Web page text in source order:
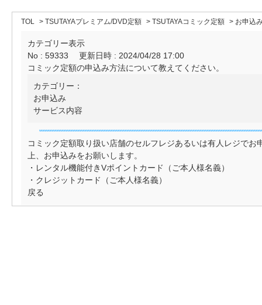
TOL > TSUTAYAプレミアム/DVD定額 > TSUTAYAコミック定額 > お申込
カテゴリー表示
No : 59333
更新日時 : 2024/04/28 17:00
コミック定額の申込み方法について教えてください。
カテゴリー：
お申込み
サービス内容
コミック定額取り扱い店舗のセルフレジあるいは有人レジで
上、お申込みをお願いします。
・レンタル機能付きVポイントカード（ご本人様名義）
・クレジットカード（ご本人様名義）
戻る